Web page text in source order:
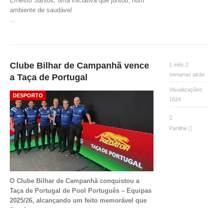
ambiente de saudável
Clube Bilhar de Campanhã vence
a Taça de Portugal
DESPORTO
O Clube Bilhar de Campanhã conquistou a
Taça de Portugal de Pool Português – Equipas
2025/26, alcançando um feito memorável que
1 mês 2
semanas atrás
Visualizações:
1624
Partilhe